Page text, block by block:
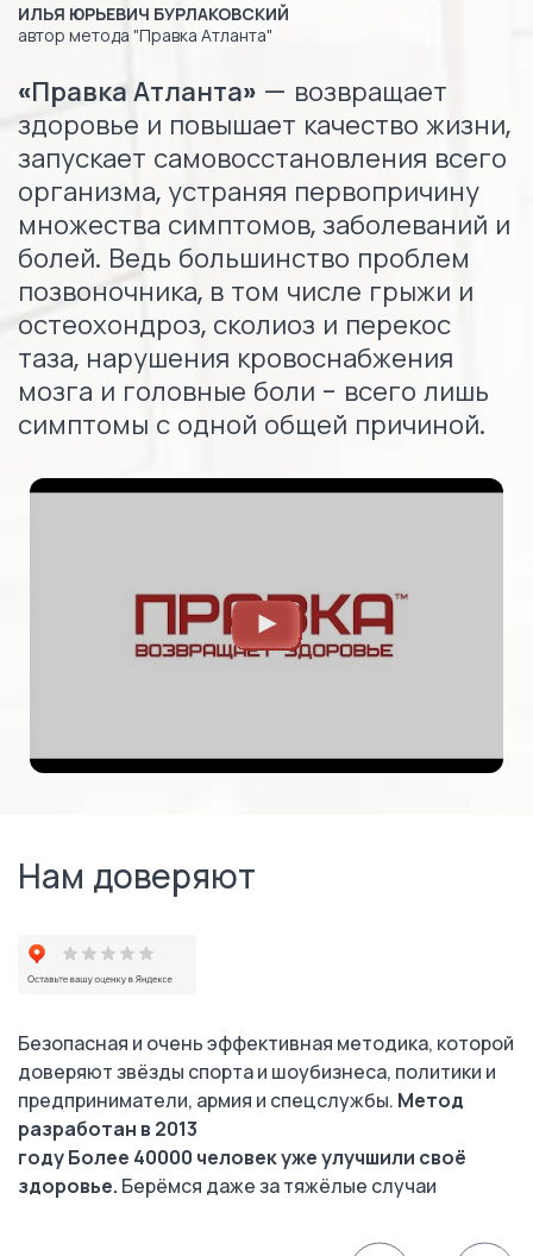
ИЛЬЯ ЮРЬЕВИЧ БУРЛАКОВСКИЙ
автор метода "Правка Атланта"
«Правка Атланта» — возвращает
здоровье и повышает качество жизни,
запускает самовосстановления всего
организма, устраняя первопричину
множества симптомов, заболеваний и
болей. Ведь большинство проблем
позвоночника, в том числе грыжи и
остеохондроз, сколиоз и перекос
таза, нарушения кровоснабжения
мозга и головные боли - всего лишь
симптомы с одной общей причиной.
Нам доверяют
Безопасная и очень эффективная методика, которой
доверяют звёзды спорта и шоубизнеса, политики и
предприниматели, армия и спецслужбы. Метод
разработан в 2013
году Более 40000 человек уже улучшили своё
здоровье. Берёмся даже за тяжёлые случаи